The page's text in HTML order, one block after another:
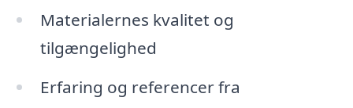
Materialernes kvalitet og
tilgængelighed
Erfaring og referencer fra